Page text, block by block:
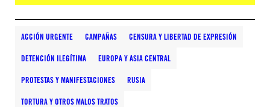
ACCIÓN URGENTE CAMPAÑAS CENSURA Y LIBERTAD DE EXPRESIÓN
DETENCIÓN ILEGÍTIMA EUROPA Y ASIA CENTRAL
PROTESTAS Y MANIFESTACIONES RUSIA
TORTURA Y OTROS MALOS TRATOS